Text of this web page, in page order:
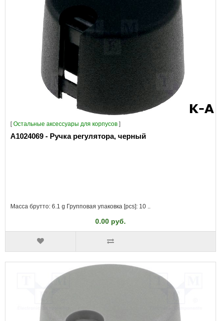
[Остальные аксессуары для корпусов ]
A1024069 - Ручка регулятора, черный
Масса брутто: 6.1 g Групповая упаковка [pcs]: 10 ..
0.00 руб.